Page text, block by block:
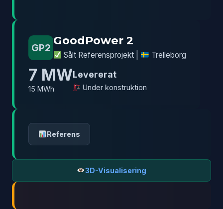
GP2
GoodPower 2
Sålt Referensprojekt | Trelleborg
7 MW
15 MWh
Levererat
Under konstruktion
Referens
3D-Visualisering